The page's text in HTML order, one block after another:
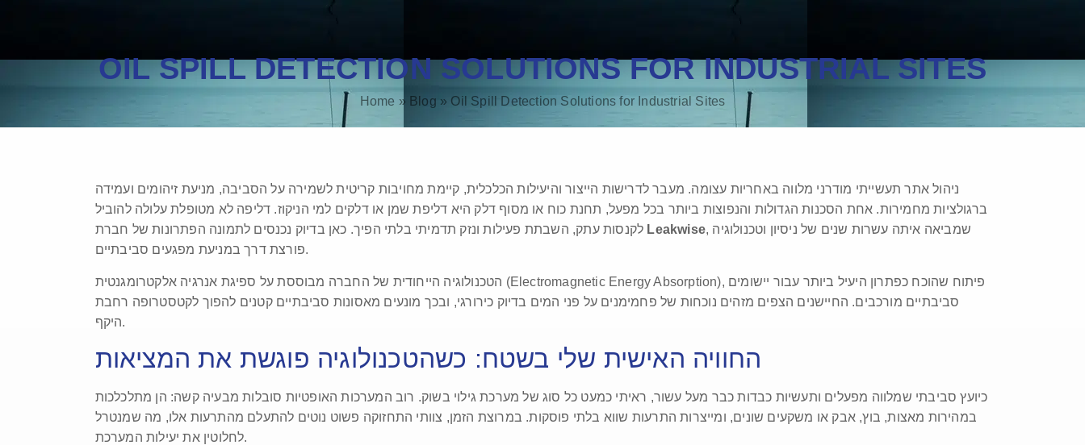
OIL SPILL DETECTION SOLUTIONS FOR INDUSTRIAL SITES
Home » Blog » Oil Spill Detection Solutions for Industrial Sites
ניהול אתר תעשייתי מודרני מלווה באחריות עצומה. מעבר לדרישות הייצור והיעילות הכלכלית, קיימת מחויבות קריטית לשמירה על הסביבה, מניעת זיהומים ועמידה
ברגולציות מחמירות. אחת הסכנות הגדולות והנפוצות ביותר בכל מפעל, תחנת כוח או מסוף דלק היא דליפת שמן או דלקים למי הניקוז. דליפה לא מטופלת עלולה להוביל
Leakwise, שמביאה איתה עשרות שנים של ניסיון וטכנולוגיה
פורצת דרך במניעת מפגעים סביבתיים.
הטכנולוגיה הייחודית של החברה מבוססת על ספיגת אנרגיה אלקטרומגנטית (Electromagnetic Energy Absorption), פיתוח שהוכח כפתרון היעיל ביותר עבור יישומים
סביבתיים מורכבים. החיישנים הצפים מזהים נוכחות של פחמימנים על פני המים בדיוק כירורגי, ובכך מונעים מאסונות סביבתיים קטנים להפוך לקטסטרופה רחבת
היקף.
החוויה האישית שלי בשטח: כשהטכנולוגיה פוגשת את המציאות
כיועץ סביבתי שמלווה מפעלים ותעשיות כבדות כבר מעל עשור, ראיתי כמעט כל סוג של מערכת גילוי בשוק. רוב המערכות האופטיות סובלות מבעיה קשה: הן מתלכלכות
במהירות מאצות, בוץ, אבק או משקעים שונים, ומייצרות התרעות שווא בלתי פוסקות. במרוצת הזמן, צוותי התחזוקה פשוט נוטים להתעלם מהתרעות אלו, מה שמנטרל
לחלוטין את יעילות המערכת.